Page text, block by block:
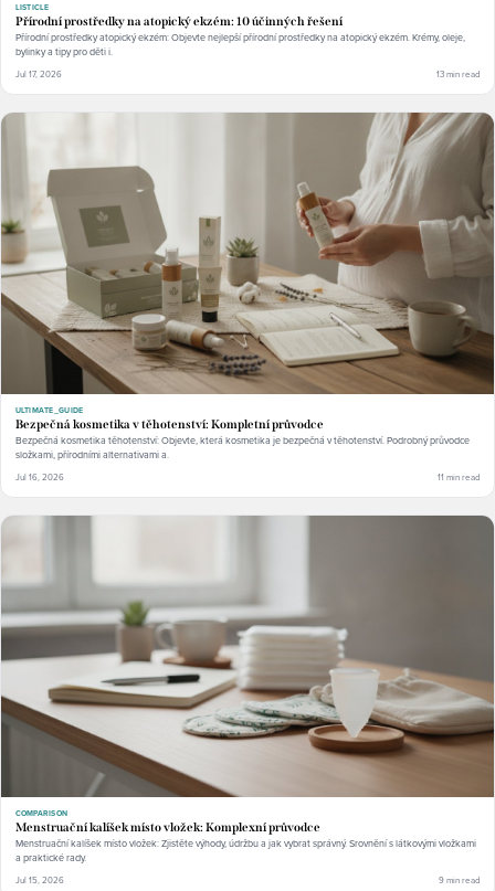
LISTICLE
Přírodní prostředky na atopický ekzém: 10 účinných řešení
Přírodní prostředky atopický ekzém: Objevte nejlepší přírodní prostředky na atopický ekzém. Krémy, oleje,
bylinky a tipy pro děti i.
Jul 17, 2026 13 min read
ULTIMATE_GUIDE
Bezpečná kosmetika v těhotenství: Kompletní průvodce
Bezpečná kosmetika těhotenství: Objevte, která kosmetika je bezpečná v těhotenství. Podrobný průvodce
složkami, přírodními alternativami a.
Jul 16, 2026 11 min read
COMPARISON
Menstruační kalíšek místo vložek: Komplexní průvodce
Menstruační kalíšek místo vložek: Zjistěte výhody, údržbu a jak vybrat správný. Srovnění s látkovými vložkami
a praktické rady.
Jul 15, 2026 9 min read